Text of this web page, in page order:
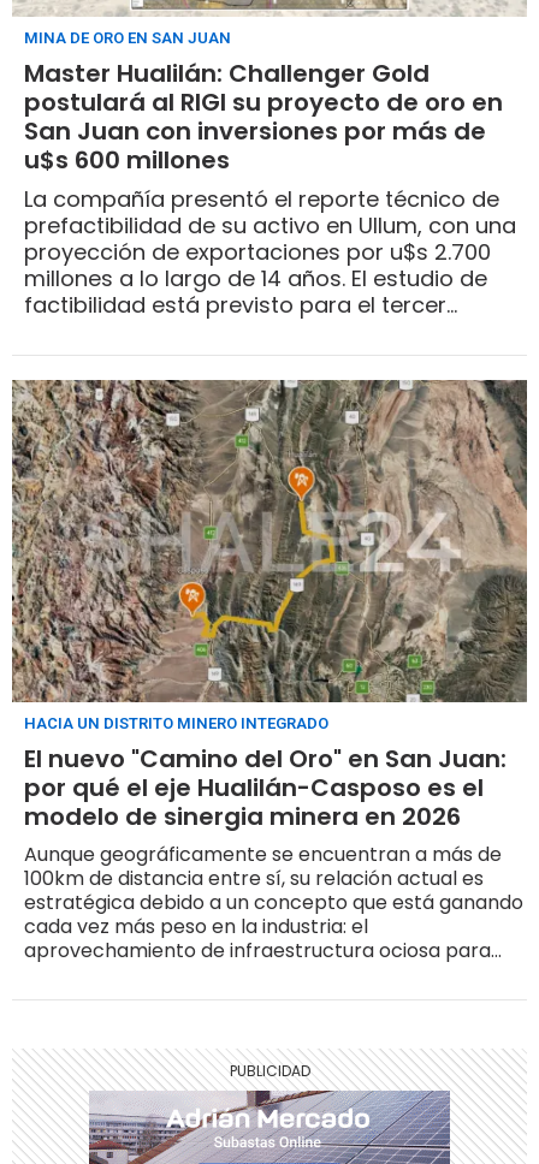
MINA DE ORO EN SAN JUAN
Master Hualilán: Challenger Gold
postulará al RIGI su proyecto de oro en
San Juan con inversiones por más de
u$s 600 millones
La compañía presentó el reporte técnico de
prefactibilidad de su activo en Ullum, con una
proyección de exportaciones por u$s 2.700
millones a lo largo de 14 años. El estudio de
factibilidad está previsto para el tercer
HACIA UN DISTRITO MINERO INTEGRADO
El nuevo "Camino del Oro" en San Juan:
por qué el eje Hualilán-Casposo es el
modelo de sinergia minera en 2026
Aunque geográficamente se encuentran a más de
100km de distancia entre sí, su relación actual es
estratégica debido a un concepto que está ganando
cada vez más peso en la industria: el
aprovechamiento de infraestructura ociosa para
yacimientos.